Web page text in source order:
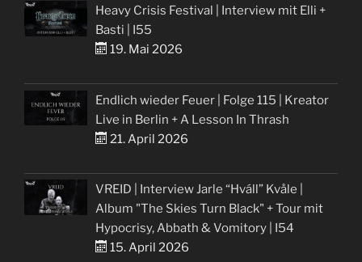
Heavy Crisis Festival | Interview mit Elli +
Basti | I55
19. Mai 2026
Endlich wieder Feuer | Folge 115 | Kreator
Live in Berlin + A Lesson In Thrash
21. April 2026
VREID | Interview Jarle “Hváll” Kvåle |
Album "The Skies Turn Black" + Tour mit
Hypocrisy, Abbath & Vomitory | I54
15. April 2026